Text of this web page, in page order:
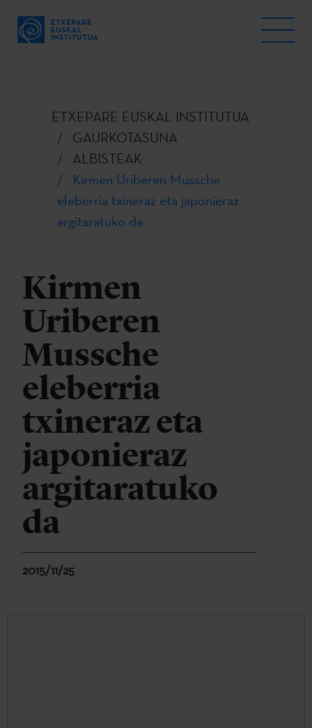
ETXEPARE EUSKAL INSTITUTUA
GAURKOTASUNA
ALBISTEAK
Kirmen Uriberen Mussche
eleberria txineraz eta japonieraz
argitaratuko da
Kirmen
Uriberen
Mussche
eleberria
txineraz eta
japonieraz
argitaratuko
da
2015/11/25